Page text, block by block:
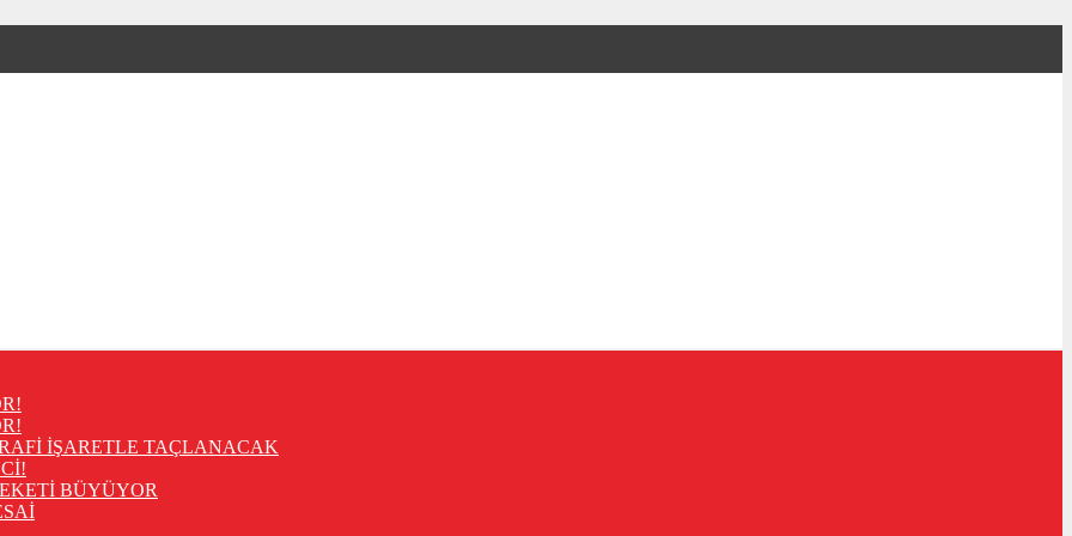
İŞARETLE TAÇLANACAK
BÜYÜYOR